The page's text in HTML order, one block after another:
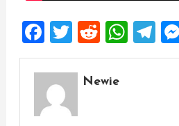
Facebook
Twitter
Reddit
Newie